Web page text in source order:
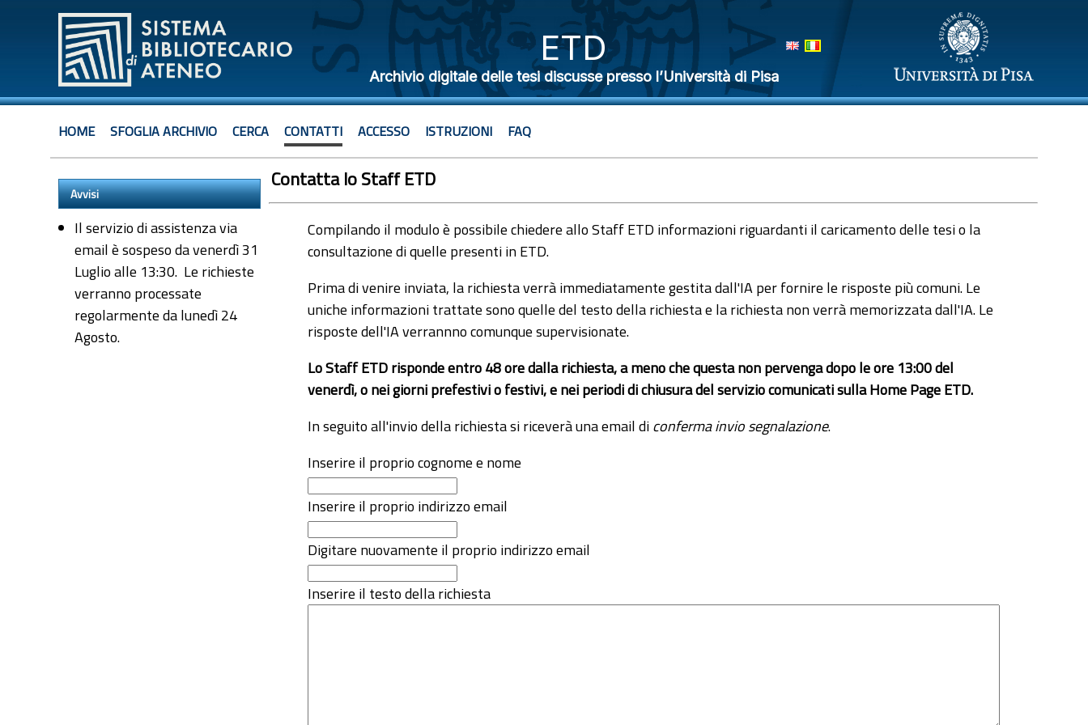
ETD
Archivio digitale delle tesi discusse presso l’Università di Pisa
HOME SFOGLIA ARCHIVIO CERCA CONTATTI ACCESSO ISTRUZIONI FAQ
Avvisi
Il servizio di assistenza via
email è sospeso da venerdì 31
Luglio alle 13:30. Le richieste
verranno processate
regolarmente da lunedì 24
Agosto.
Contatta lo Staff ETD
Compilando il modulo è possibile chiedere allo Staff ETD informazioni riguardanti il caricamento delle tesi o la
consultazione di quelle presenti in ETD.
Prima di venire inviata, la richiesta verrà immediatamente gestita dall'IA per fornire le risposte più comuni. Le
uniche informazioni trattate sono quelle del testo della richiesta e la richiesta non verrà memorizzata dall'IA. Le
risposte dell'IA verrannno comunque supervisionate.
Lo Staff ETD risponde entro 48 ore dalla richiesta, a meno che questa non pervenga dopo le ore 13:00 del
venerdì, o nei giorni prefestivi o festivi, e nei periodi di chiusura del servizio comunicati sulla Home Page ETD.
In seguito all'invio della richiesta si riceverà una email diconferma invio segnalazione.
Inserire il proprio cognome e nome
Inserire il proprio indirizzo email
Digitare nuovamente il proprio indirizzo email
Inserire il testo della richiesta